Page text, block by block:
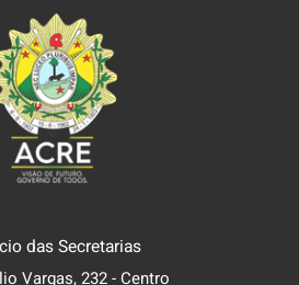
das Secretarias
Vargas, 232 - Centro